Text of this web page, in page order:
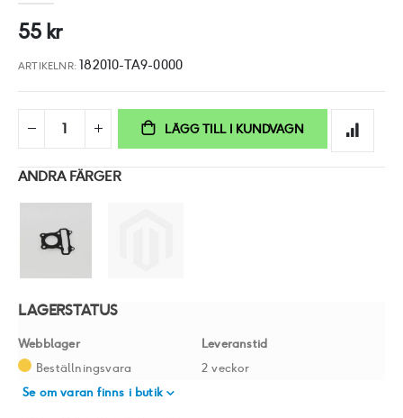
bildgalleriet
55 kr
ARTIKELNR 182010-TA9-0000
LÄGG TILL I KUNDVAGN
ANDRA FÄRGER
LAGERSTATUS
Webblager
Leveranstid
Beställningsvara
2 veckor
Se om varan finns i butik